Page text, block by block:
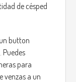
de césped
button
para
venzas a un